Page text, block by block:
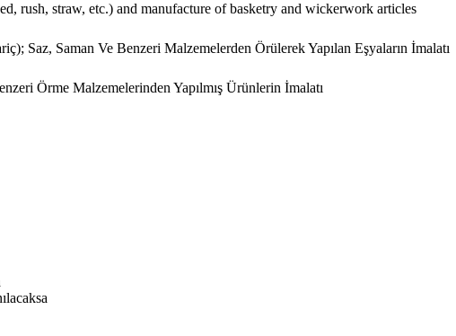
rush, straw, etc.) and manufacture of basketry and wickerwork articles
Saz, Saman Ve Benzeri Malzemelerden Örülerek Yapılan Eşyaların İmalatı
Örme Malzemelerinden Yapılmış Ürünlerin İmalatı